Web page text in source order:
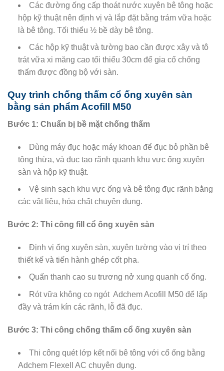
Các đường ống cấp thoát nước xuyên bê tông hoặc
hộp kỹ thuật nên định vị và lắp đặt bằng trám vữa hoặc
là bê tông. Tối thiểu ½ bề dày bê tông.
Các hộp kỹ thuật và tường bao cần được xây và tô
trát vữa xi măng cao tối thiểu 30cm để gia cố chống
thấm được đồng bộ với sàn.
Quy trình chống thấm cổ ống xuyên sàn
bằng sản phẩm Acofill M50
Bước 1: Chuẩn bị bề mặt chống thấm
Dùng máy đục hoặc máy khoan để đục bỏ phần bê
tông thừa, và đục tạo rãnh quanh khu vực ống xuyên
sàn và hộp kỹ thuật.
Vệ sinh sạch khu vực ống và bê tông đục rãnh bằng
các vật liệu, hóa chất chuyên dụng.
Bước 2: Thi công fill cổ ống xuyên sàn
Định vị ống xuyên sàn, xuyên tường vào vị trí theo
thiết kế và tiến hành ghép cốt pha.
Quấn thanh cao su trương nở xung quanh cổ ống.
Rót vữa không co ngót Adchem Acofill M50 để lấp
đầy và trám kín các rãnh, lỗ đã đục.
Bước 3: Thi công chống thấm cổ ống xuyên sàn
Thi công quét lớp kết nối bê tông với cổ ống bằng
Adchem Flexell AC chuyên dụng.